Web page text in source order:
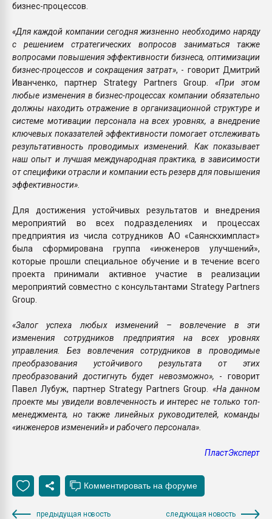
бизнес-процессов.
«Для каждой компании сегодня жизненно необходимо наряду
с решением стратегических вопросов заниматься также
вопросами повышения эффективности бизнеса, оптимизации
бизнес-процессов и сокращения затрат», - говорит Дмитрий
Иванченко, партнер Strategy Partners Group.«При этом
любые изменения в бизнес-процессах компании обязательно
должны находить отражение в организационной структуре и
системе мотивации персонала на всех уровнях, а внедрение
ключевых показателей эффективности помогает отслеживать
результативность проводимых изменений. Как показывает
наш опыт и лучшая международная практика, в зависимости
от специфики отрасли и компании есть резерв для повышения
эффективности».
Для достижения устойчивых результатов и внедрения
мероприятий во всех подразделениях и процессах
предприятия из числа сотрудников АО «Саянскхимпласт»
была сформирована группа «инженеров улучшений»,
которые прошли специальное обучение и в течение всего
проекта принимали активное участие в реализации
мероприятий совместно с консультантами Strategy Partners
Group.
«Залог успеха любых изменений – вовлечение в эти
изменения сотрудников предприятия на всех уровнях
управления. Без вовлечения сотрудников в проводимые
преобразования устойчивого результата от этих
преобразований достигнуть будет невозможно», - говорит
Павел Лубуж, партнер Strategy Partners Group. «На данном
проекте мы увидели вовлеченность и интерес не только топ-
менеджмента, но также линейных руководителей, команды
«инженеров изменений» и рабочего персонала».
ПластЭксперт
предыдущая новость следующая новость